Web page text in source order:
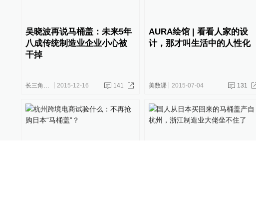
吴晓波再说马桶盖：未来5年
八成传统制造业企业小心被
干掉
长三角政商 2015-12-16 141
AURA绘馆 | 看看人家的设
计，那才叫生活中的人性化
美数课 2015-07-04 131